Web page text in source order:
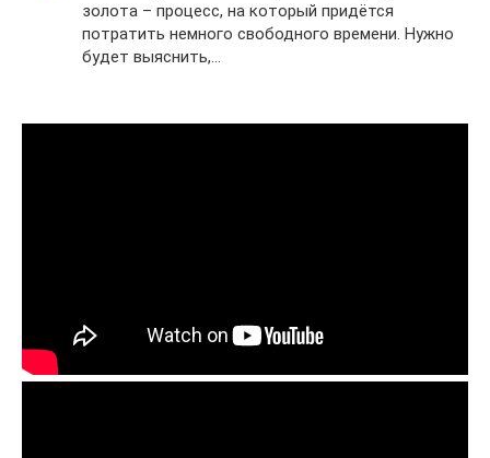
золота – процесс, на который придётся
потратить немного свободного времени. Нужно
будет выяснить,…